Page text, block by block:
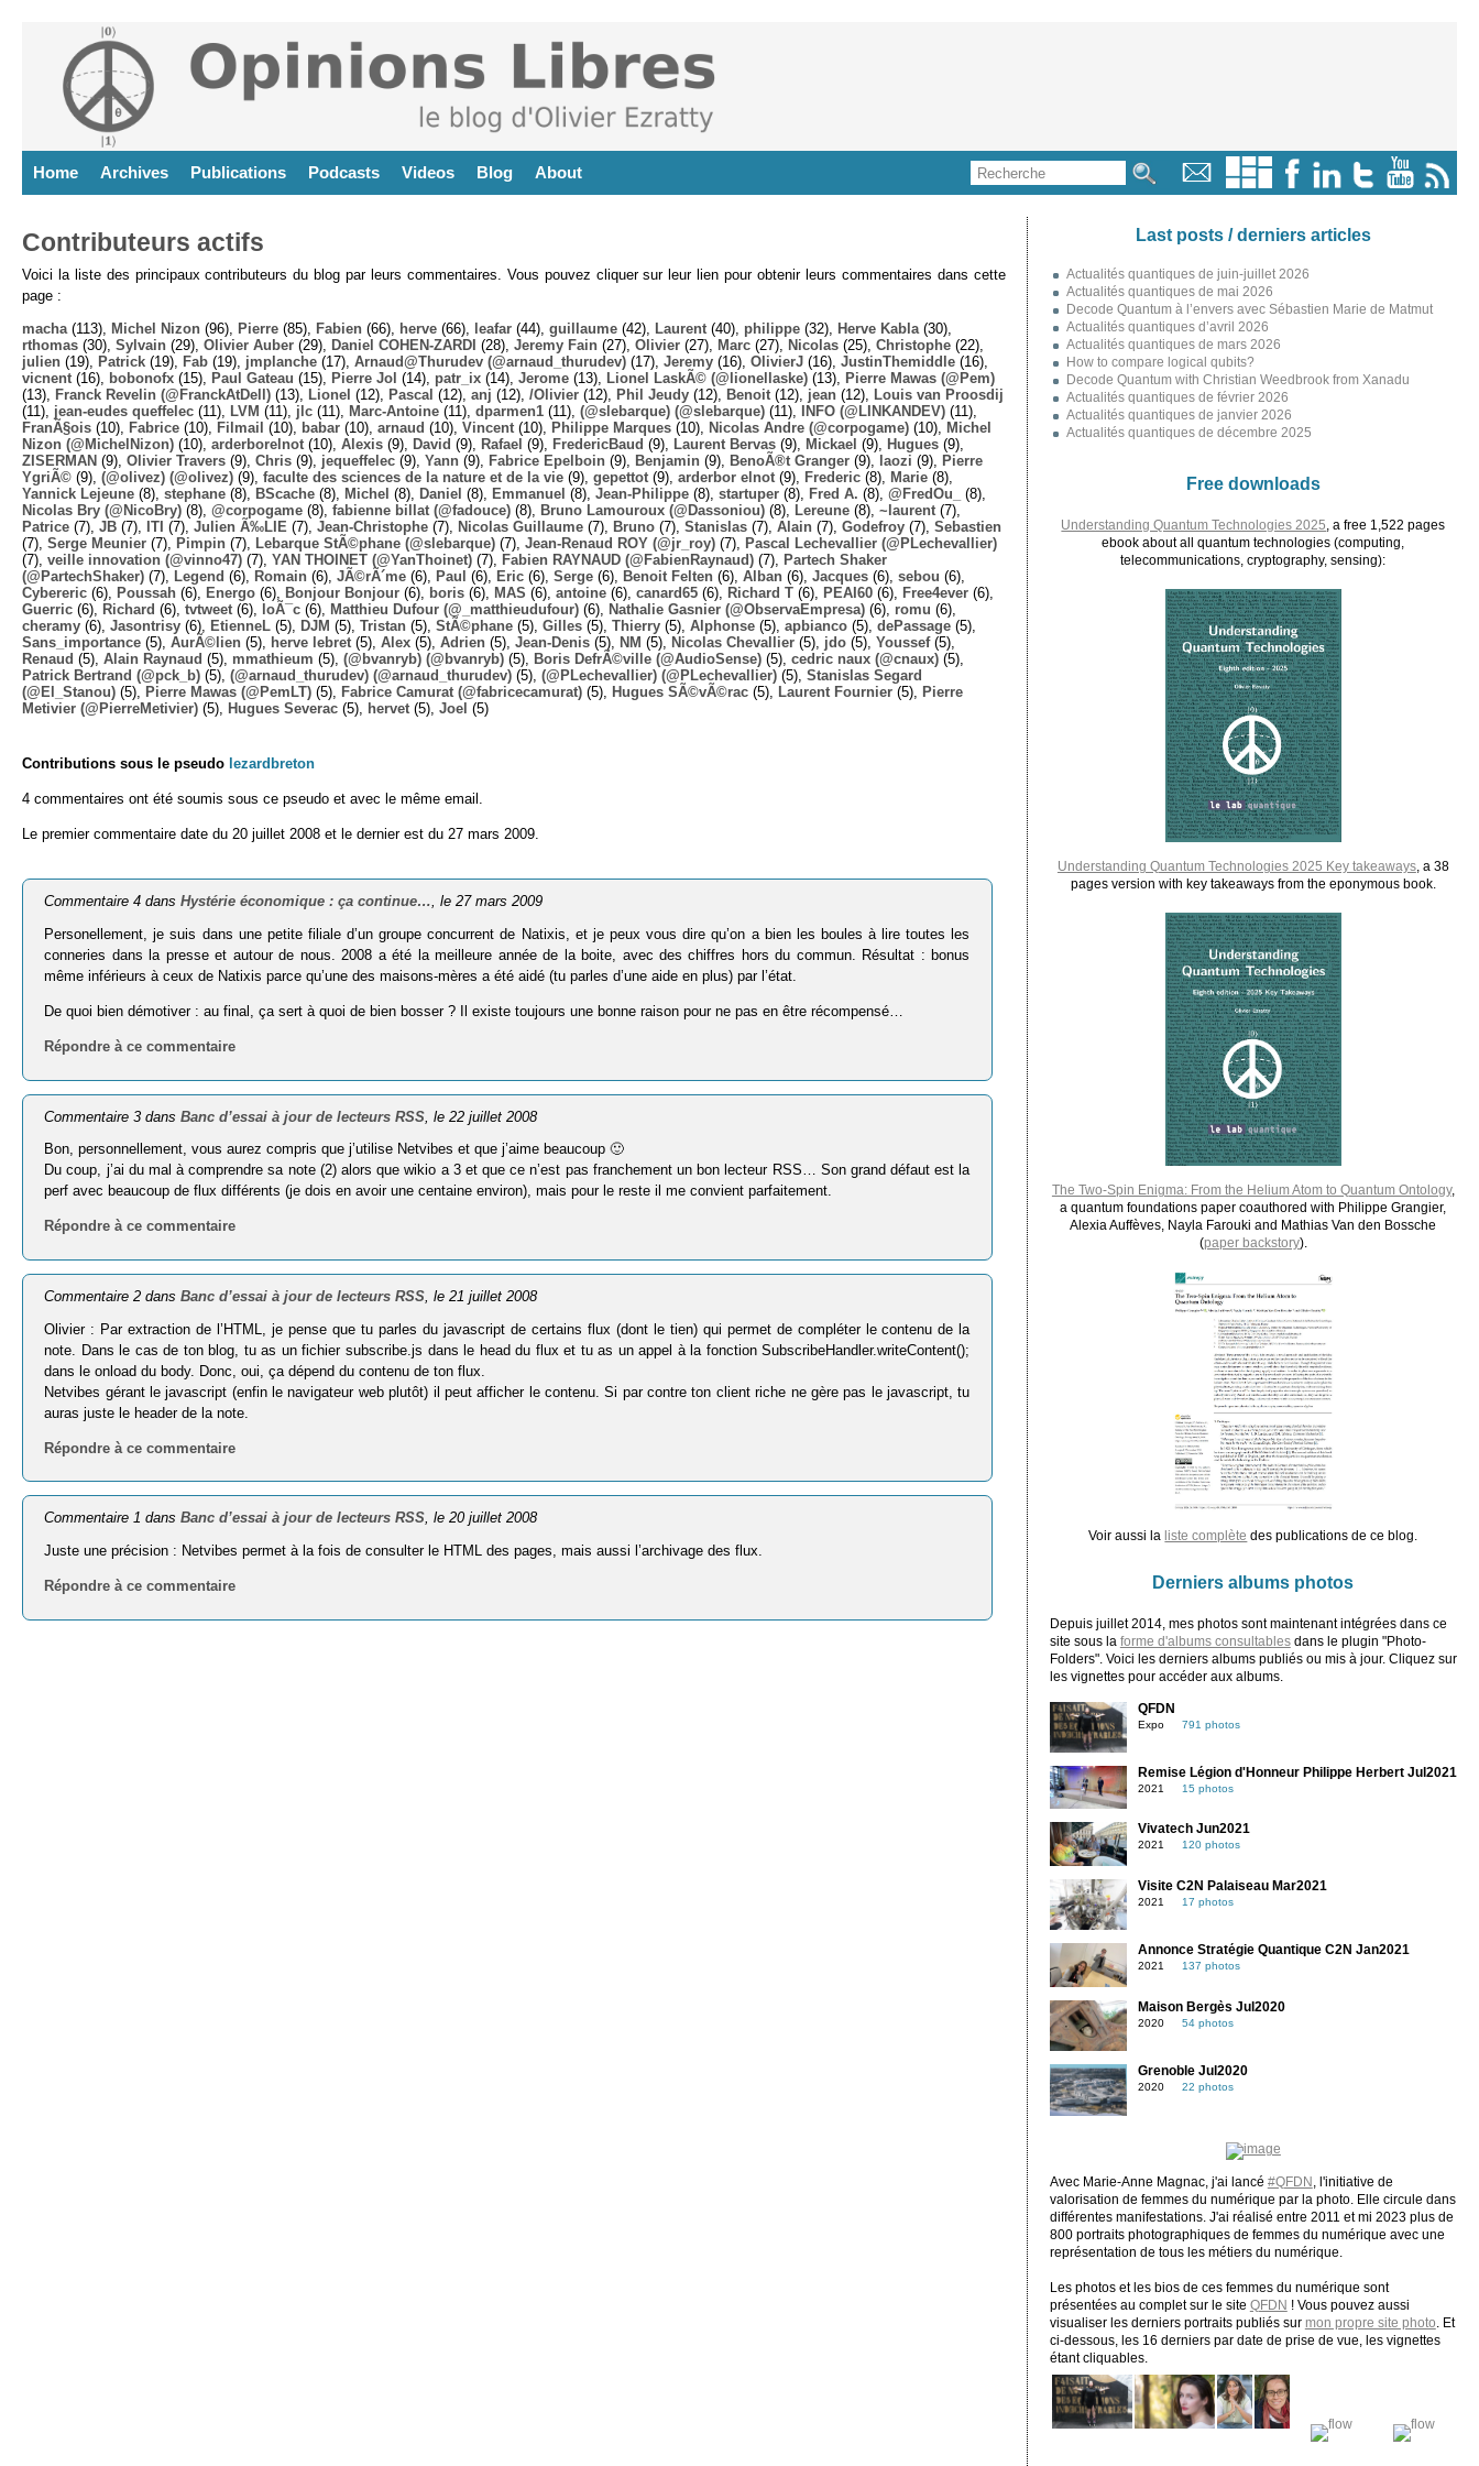
Home Archives Publications Podcasts Videos Blog About
Contributeurs actifs
Voici la liste des principaux contributeurs du blog par leurs commentaires. Vous pouvez cliquer sur leur lien pour obtenir leurs commentaires dans cette
page :
macha (113), Michel Nizon (96), Pierre (85), Fabien (66), herve (66), leafar (44), guillaume (42), Laurent (40), philippe (32), Herve Kabla (30),
rthomas (30), Sylvain (29), Olivier Auber (29), Daniel COHEN-ZARDI (28), Jeremy Fain (27), Olivier (27), Marc (27), Nicolas (25), Christophe (22),
julien (19), Patrick (19), Fab (19), jmplanche (17), Arnaud@Thurudev (@arnaud_thurudev) (17), Jeremy (16), OlivierJ (16), JustinThemiddle (16),
vicnent (16), bobonofx (15), Paul Gateau (15), Pierre Jol (14), patr_ix (14), Jerome (13), Lionel LaskÃ© (@lionellaske) (13),
Pierre Mawas (@Pem)
(13),
Franck Revelin (@FranckAtDell) (13), Lionel (12), Pascal (12), anj (12), /Olivier (12), Phil Jeudy (12), Benoit (12), jean (12),
Louis van Proosdij
(11), jean-eudes queffelec (11), LVM (11), jlc (11), Marc-Antoine (11), dparmen1 (11), (@slebarque) (@slebarque) (11), INFO (@LINKANDEV) (11),
FranÃ§ois (10), Fabrice (10), Filmail (10), babar (10), arnaud (10), Vincent (10), Philippe Marques (10), Nicolas Andre (@corpogame) (10),
Michel
Nizon (@MichelNizon) (10), arderborelnot (10), Alexis (9), David (9), Rafael (9), FredericBaud (9), Laurent Bervas (9), Mickael (9), Hugues (9),
ZISERMAN (9), Olivier Travers (9), Chris (9), jequeffelec (9), Yann (9), Fabrice Epelboin (9), Benjamin (9), BenoÃ®t Granger (9), laozi (9),
Pierre
YgriÃ© (9), (@olivez) (@olivez) (9), faculte des sciences de la nature et de la vie (9), gepettot (9), arderbor elnot (9), Frederic (8), Marie (8),
Yannick Lejeune (8), stephane (8), BScache (8), Michel (8), Daniel (8), Emmanuel (8), Jean-Philippe (8), startuper (8), Fred A. (8), @FredOu_
(8),
Nicolas Bry (@NicoBry) (8), @corpogame (8), fabienne billat (@fadouce) (8), Bruno Lamouroux (@Dassoniou) (8), Lereune (8), ~laurent (7),
Patrice (7), JB (7), ITI (7), Julien Ã‰LIE (7), Jean-Christophe (7), Nicolas Guillaume (7), Bruno (7), Stanislas (7), Alain (7), Godefroy (7), Sebastien
(7), Serge Meunier (7), Pimpin (7), Lebarque StÃ©phane (@slebarque) (7), Jean-Renaud ROY (@jr_roy) (7),
Pascal Lechevallier (@PLechevallier)
(7), veille innovation (@vinno47) (7), YAN THOINET (@YanThoinet) (7), Fabien RAYNAUD (@FabienRaynaud) (7),
Partech Shaker
(@PartechShaker) (7), Legend (6), Romain (6), JÃ©rÃ´me (6), Paul (6), Eric (6), Serge (6), Benoit Felten (6), Alban (6), Jacques (6), sebou (6),
Cybereric (6), Poussah (6), Energo (6), Bonjour Bonjour (6), boris (6), MAS (6), antoine (6), canard65 (6), Richard T (6), PEAI60 (6), Free4ever (6),
Guerric (6), Richard (6), tvtweet (6), loÃ¯c (6), Matthieu Dufour (@_matthieudufour) (6), Nathalie Gasnier (@ObservaEmpresa) (6), romu (6),
cheramy (6), Jasontrisy (6), EtienneL (5), DJM (5), Tristan (5), StÃ©phane (5), Gilles (5), Thierry (5), Alphonse (5), apbianco (5), dePassage (5),
Sans_importance (5), AurÃ©lien (5), herve lebret (5), Alex (5), Adrien (5), Jean-Denis (5), NM (5), Nicolas Chevallier (5), jdo (5), Youssef(5),
Renaud (5), Alain Raynaud (5), mmathieum (5), (@bvanryb) (@bvanryb) (5), Boris DefrÃ©ville (@AudioSense) (5), cedric naux (@cnaux) (5),
Patrick Bertrand (@pck_b) (5), (@arnaud_thurudev) (@arnaud_thurudev) (5), (@PLechevallier) (@PLechevallier) (5), Stanislas Segard
(@El_Stanou) (5), Pierre Mawas (@PemLT) (5), Fabrice Camurat (@fabricecamurat) (5), Hugues SÃ©vÃ©rac (5), Laurent Fournier (5),
Pierre
Metivier (@PierreMetivier) (5), Hugues Severac (5), hervet (5), Joel (5)
Contributions sous le pseudo lezardbreton
4 commentaires ont été soumis sous ce pseudo et avec le même email.
Le premier commentaire date du 20 juillet 2008 et le dernier est du 27 mars 2009.
Commentaire 4 dansHystérie économique : ça continue…, le 27 mars 2009
Personellement, je suis dans une petite filiale d’un groupe concurrent de Natixis, et je peux vous dire qu’on a bien les boules à lire toutes les
conneries dans la presse et autour de nous. 2008 a été la meilleure année de la boite, avec des chiffres hors du commun. Résultat : bonus
même inférieurs à ceux de Natixis parce qu’une des maisons-mères a été aidé (tu parles d’une aide en plus) par l’état.
De quoi bien démotiver : au final, ça sert à quoi de bien bosser ? Il existe toujours une bonne raison pour ne pas en être récompensé…
Répondre à ce commentaire
Commentaire 3 dansBanc d’essai à jour de lecteurs RSS , le 22 juillet 2008
Bon, personnellement, vous aurez compris que j’utilise Netvibes et que j’aime beaucoup 🙂
Du coup, j’ai du mal à comprendre sa note (2) alors que wikio a 3 et que ce n’est pas franchement un bon lecteur RSS… Son grand défaut est la
perf avec beaucoup de flux différents (je dois en avoir une centaine environ), mais pour le reste il me convient parfaitement.
Répondre à ce commentaire
Commentaire 2 dansBanc d’essai à jour de lecteurs RSS , le 21 juillet 2008
Olivier : Par extraction de l’HTML, je pense que tu parles du javascript de certains flux (dont le tien) qui permet de compléter le contenu de la
note. Dans le cas de ton blog, tu as un fichier subscribe.js dans le head du flux et tu as un appel à la fonction SubscribeHandler.writeContent();
dans le onload du body. Donc, oui, ça dépend du contenu de ton flux.
Netvibes gérant le javascript (enfin le navigateur web plutôt) il peut afficher le contenu. Si par contre ton client riche ne gère pas le javascript, tu
auras juste le header de la note.
Répondre à ce commentaire
Commentaire 1 dansBanc d’essai à jour de lecteurs RSS, le 20 juillet 2008
Juste une précision : Netvibes permet à la fois de consulter le HTML des pages, mais aussi l’archivage des flux.
Répondre à ce commentaire
Last posts / derniers articles
Actualités quantiques de juin-juillet 2026
Actualités quantiques de mai 2026
Decode Quantum à l’envers avec Sébastien Marie de Matmut
Actualités quantiques d’avril 2026
Actualités quantiques de mars 2026
How to compare logical qubits?
Decode Quantum with Christian Weedbrook from Xanadu
Actualités quantiques de février 2026
Actualités quantiques de janvier 2026
Actualités quantiques de décembre 2025
Free downloads
Understanding Quantum Technologies 2025 , a free 1,522 pages
ebook about all quantum technologies (computing,
telecommunications, cryptography, sensing):
Understanding Quantum Technologies 2025 Key takeaways, a 38
pages version with key takeaways from the eponymous book.
The Two-Spin Enigma: From the Helium Atom to Quantum Ontology,
a quantum foundations paper coauthored with Philippe Grangier,
Alexia Auffèves, Nayla Farouki and Mathias Van den Bossche
(paper backstory).
Voir aussi la liste complète des publications de ce blog.
Derniers albums photos
Depuis juillet 2014, mes photos sont maintenant intégrées dans ce
site sous la forme d'albums consultablesdans le plugin "Photo-
Folders". Voici les derniers albums publiés ou mis à jour. Cliquez sur
les vignettes pour accéder aux albums.
QFDN
Expo 791 photos
Remise Légion d'Honneur Philippe Herbert Jul2021
2021 15 photos
Vivatech Jun2021
2021 120 photos
Visite C2N Palaiseau Mar2021
2021 17 photos
Annonce Stratégie Quantique C2N Jan2021
2021 137 photos
Maison Bergès Jul2020
2020 54 photos
Grenoble Jul2020
2020 22 photos
Avec Marie-Anne Magnac, j'ai lancé #QFDN
, l'initiative de
valorisation de femmes du numérique par la photo. Elle circule dans
différentes manifestations. J'ai réalisé entre 2011 et mi 2023 plus de
800 portraits photographiques de femmes du numérique avec une
représentation de tous les métiers du numérique.
Les photos et les bios de ces femmes du numérique sont
présentées au complet sur le site QFDN ! Vous pouvez aussi
visualiser les derniers portraits publiés sur mon propre site photo . Et
ci-dessous, les 16 derniers par date de prise de vue, les vignettes
étant cliquables.